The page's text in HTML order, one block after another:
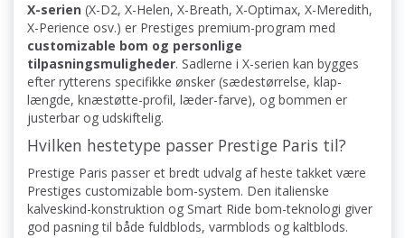
X-serien (X-D2, X-Helen, X-Breath, X-Optimax, X-Meredith,
X-Perience osv.) er Prestiges premium-program med
customizable bom og personlige
tilpasningsmuligheder. Sadlerne i X-serien kan bygges
efter rytterens specifikke ønsker (sædestørrelse, klap-
længde, knæstøtte-profil, læder-farve), og bommen er
justerbar og udskiftelig.
Hvilken hestetype passer Prestige Paris til?
Prestige Paris passer et bredt udvalg af heste takket være
Prestiges customizable bom-system. Den italienske
kalveskind-konstruktion og Smart Ride bom-teknologi giver
god pasning til både fuldblods, varmblods og kaltblods.